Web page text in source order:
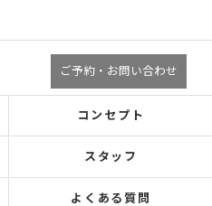
ご予約・お問い合わせ
コンセプト
スタッフ
よくある質問